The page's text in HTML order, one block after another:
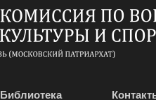
Библиотека